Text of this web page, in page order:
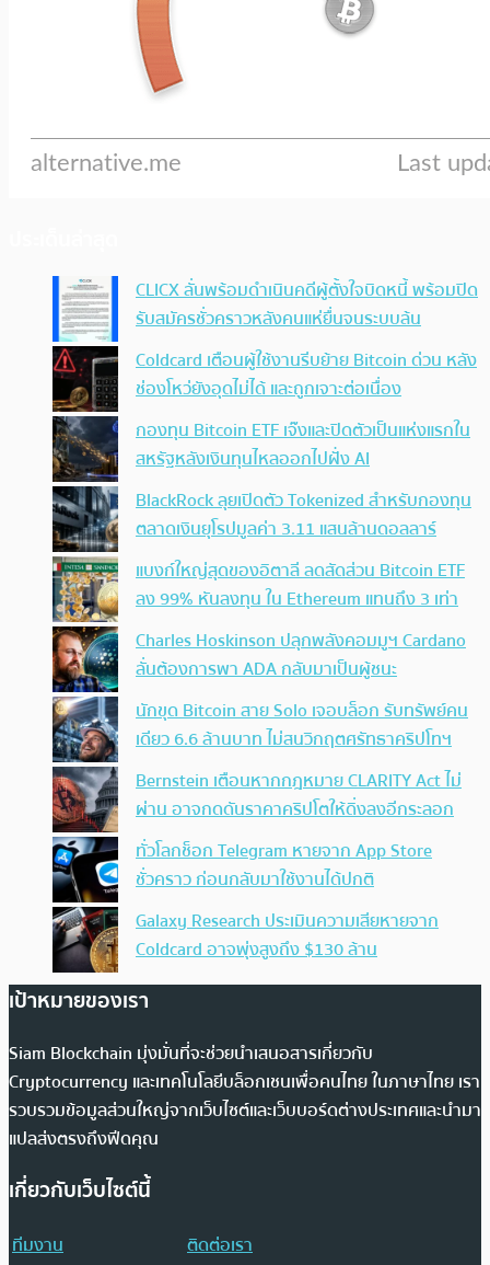
CLICX ลั่นพร้อมดำเนินคดีผู้ตั้งใจบิดหนี้ พร้อมปิด
รับสมัครชั่วคราวหลังคนแห่ยื่นจนระบบล้น
Coldcard เตือนผู้ใช้งานรีบย้าย Bitcoin ด่วน หลัง
ช่องโหว่ยังอุดไม่ได้ และถูกเจาะต่อเนื่อง
กองทุน Bitcoin ETF เจ๊งและปิดตัวเป็นแห่งแรกใน
สหรัฐหลังเงินทุนไหลออกไปฝั่ง AI
BlackRock ลุยเปิดตัว Tokenized สำหรับกองทุน
ตลาดเงินยุโรปมูลค่า 3.11 แสนล้านดอลลาร์
แบงก์ใหญ่สุดของอิตาลี ลดสัดส่วน Bitcoin ETF
ลง 99% หันลงทุน ใน Ethereum แทนถึง 3 เท่า
Charles Hoskinson ปลุกพลังคอมมูฯ Cardano
ลั่นต้องการพา ADA กลับมาเป็นผู้ชนะ
นักขุด Bitcoin สาย Solo เจอบล็อก รับทรัพย์คน
เดียว 6.6 ล้านบาท ไม่สนวิกฤตศรัทธาคริปโทฯ
Bernstein เตือนหากกฎหมาย CLARITY Act ไม่
ผ่าน อาจกดดันราคาคริปโตให้ดิ่งลงอีกระลอก
ทั่วโลกช็อก Telegram หายจาก App Store
ชั่วคราว ก่อนกลับมาใช้งานได้ปกติ
Galaxy Research ประเมินความเสียหายจาก
Coldcard อาจพุ่งสูงถึง $130 ล้าน
เป้าหมายของเรา
Siam Blockchain มุ่งมั่นที่จะช่วยนำเสนอสารเกี่ยวกับ
Cryptocurrency และเทคโนโลยีบล็อกเชนเพื่อคนไทย ในภาษาไทย เรา
รวบรวมข้อมูลส่วนใหญ่จากเว็บไซต์และเว็บบอร์ดต่างประเทศและนำมา
แปลส่งตรงถึงฟีดคุณ
เกี่ยวกับเว็บไซต์นี้
ทีมงาน
ติดต่อเรา